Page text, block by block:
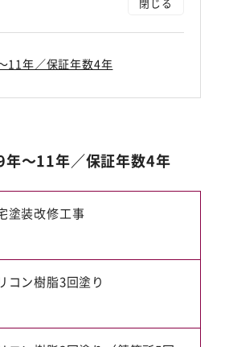
11年／保証年数4年
年～11年／保証年数4年
塗装改修工事
コン樹脂3回塗り